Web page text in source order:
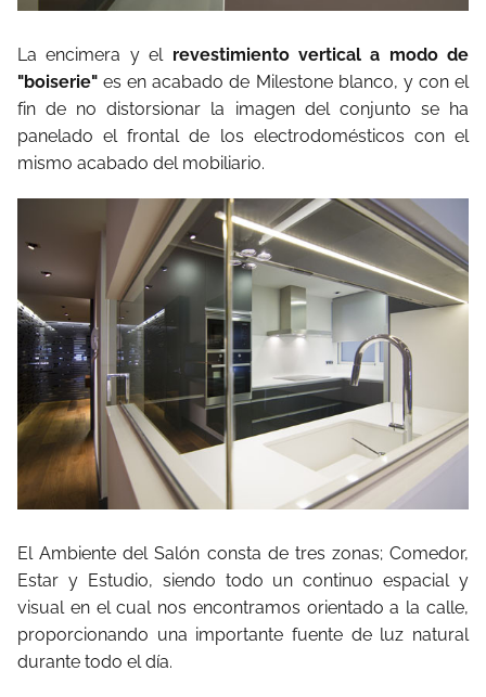
La encimera y el revestimiento vertical a modo de
"boiserie" es en acabado de Milestone blanco, y con el
fin de no distorsionar la imagen del conjunto se ha
panelado el frontal de los electrodomésticos con el
mismo acabado del mobiliario.
El Ambiente del Salón consta de tres zonas; Comedor,
Estar y Estudio, siendo todo un continuo espacial y
visual en el cual nos encontramos orientado a la calle,
proporcionando una importante fuente de luz natural
durante todo el día.